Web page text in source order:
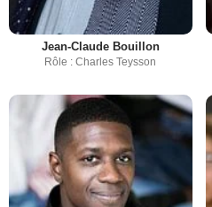
Jean-Claude Bouillon
Rôle : Charles Teysson